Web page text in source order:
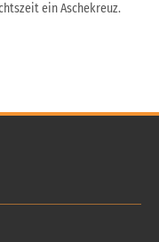
ein Aschekreuz.